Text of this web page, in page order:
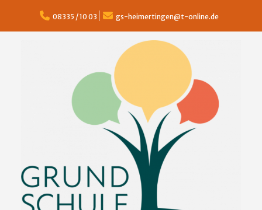
content
08335 / 10 03 gs-heimertingen@t-online.de